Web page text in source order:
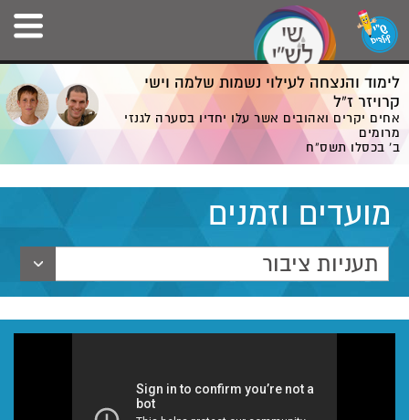
לימוד והנצחה לעילוי נשמות שלמה וישי
קרויזר ז”ל
אחים יקרים ואהובים אשר עלו יחדיו בסערה לגנזי
מרומים
ב' בכסלו תשס”ח
מועדים וזמנים
תעניות ציבור